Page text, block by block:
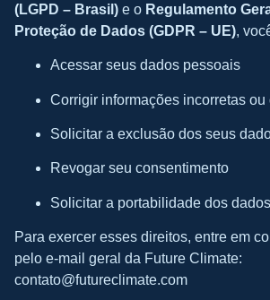
(LGPD – Brasil) e o Regulamento
Proteção de Dados (GDPR – UE),
Acessar seus dados pessoais
Corrigir informações incorretas
Solicitar a exclusão dos seus
Revogar seu consentimento
Solicitar a portabilidade dos
Para exercer esses direitos, entre em
pelo e-mail geral da Future Climate:
contato@futureclimate.com